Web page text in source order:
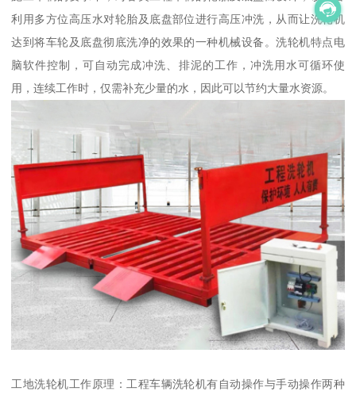
利用多方位高压水对轮胎及底盘部位进行高压冲洗，从而让洗轮机
达到将车轮及底盘彻底洗净的效果的一种机械设备。洗轮机特点电
脑软件控制，可自动完成冲洗、排泥的工作，冲洗用水可循环使
用，连续工作时，仅需补充少量的水，因此可以节约大量水资源。
工地洗轮机工作原理：工程车辆洗轮机有自动操作与手动操作两种